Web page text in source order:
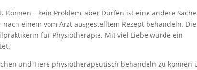
– kein Problem, aber Dürfen ist eine andere
einem vom Arzt ausgestelltem Rezept behandeln. Die
für Physiotherapie. Mit viel Liebe wurde ein
und Tiere physiotherapeutisch behandeln zu können